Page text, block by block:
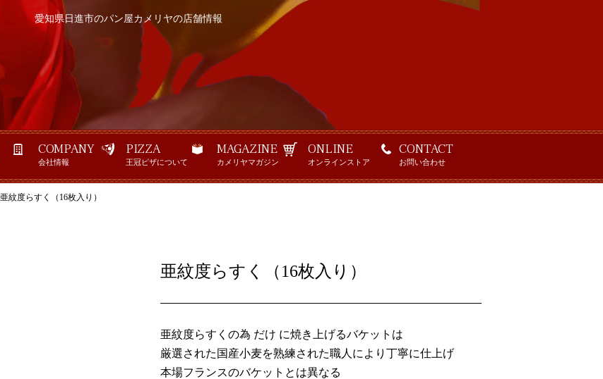
愛知県日進市のパン屋カメリヤの店舗情報
COMPANY
会社情報
PIZZA
王冠ピザについて
MAGAZINE
カメリヤマガジン
ONLINE
オンラインストア
CONTACT
お問い合わせ
亜紋度らすく（16枚入り）
亜紋度らすく（16枚入り）
亜紋度らすくの為 だけ に焼き上げるバケットは
厳選された国産小麦を熟練された職人により丁寧に仕上げ
本場フランスのバケットとは異なる